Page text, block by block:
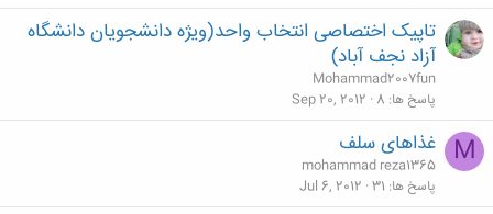
تاپیک اختصاصی انتخاب واحد(ویژه دانشجویان دانشگاه
آزاد نجف آباد)
Mohammad2007fun
پاسخ ها 8
Sep 20, 2012
M غذاهای سلف
mohammad reza1365
پاسخ ها 31
Jul 6, 2012